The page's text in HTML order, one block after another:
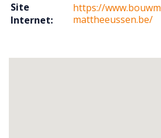
Site
Internet:
https://
mattheeussen.be/